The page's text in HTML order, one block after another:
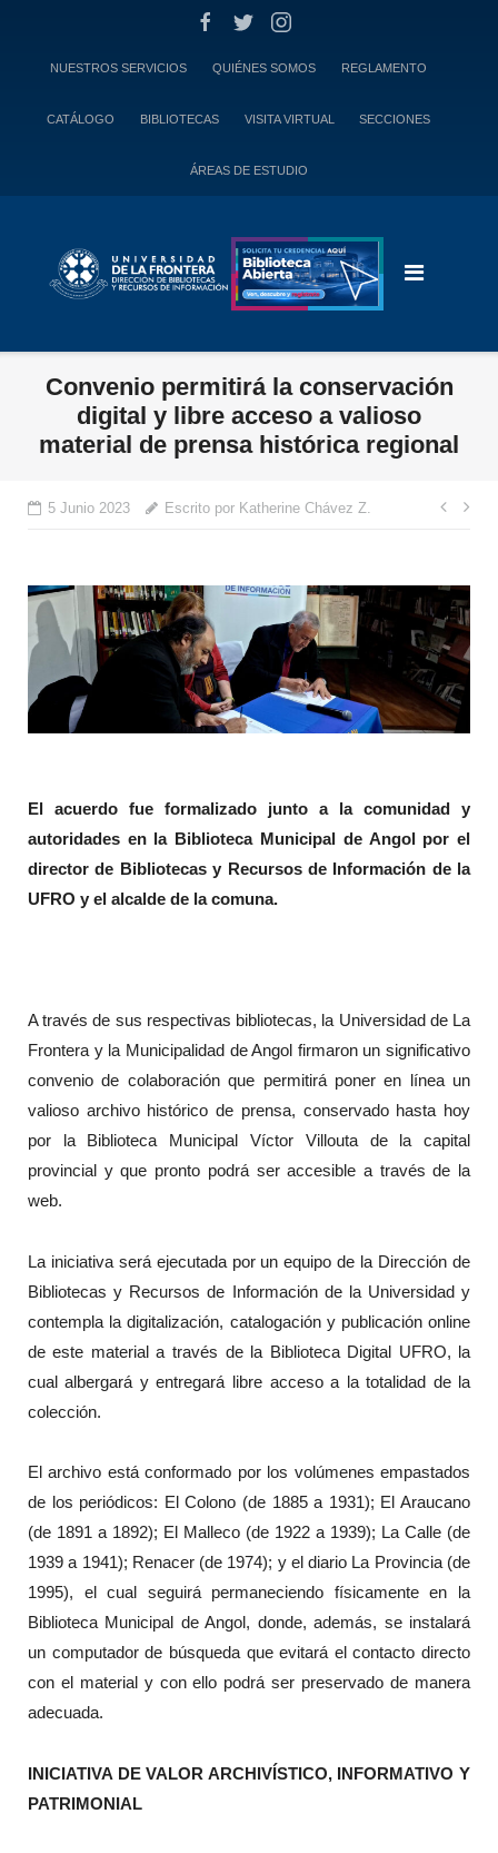
NUESTROS SERVICIOS QUIÉNES SOMOS REGLAMENTO
CATÁLOGO BIBLIOTECAS VISITA VIRTUAL SECCIONES
ÁREAS DE ESTUDIO
Convenio permitirá la conservación
digital y libre acceso a valioso
material de prensa histórica regional
5 Junio 2023 Escrito por Katherine Chávez Z.
El acuerdo fue formalizado junto a la comunidad y
autoridades en la Biblioteca Municipal de Angol por el
director de Bibliotecas y Recursos de Información de la
UFRO y el alcalde de la comuna.
A través de sus respectivas bibliotecas, la Universidad de La
Frontera y la Municipalidad de Angol firmaron un significativo
convenio de colaboración que permitirá poner en línea un
valioso archivo histórico de prensa, conservado hasta hoy
por la Biblioteca Municipal Víctor Villouta de la capital
provincial y que pronto podrá ser accesible a través de la
web.
La iniciativa será ejecutada por un equipo de la Dirección de
Bibliotecas y Recursos de Información de la Universidad y
contempla la digitalización, catalogación y publicación online
de este material a través de la Biblioteca Digital UFRO, la
cual albergará y entregará libre acceso a la totalidad de la
colección.
El archivo está conformado por los volúmenes empastados
de los periódicos: El Colono (de 1885 a 1931); El Araucano
(de 1891 a 1892); El Malleco (de 1922 a 1939); La Calle (de
1939 a 1941); Renacer (de 1974); y el diario La Provincia (de
1995), el cual seguirá permaneciendo físicamente en la
Biblioteca Municipal de Angol, donde, además, se instalará
un computador de búsqueda que evitará el contacto directo
con el material y con ello podrá ser preservado de manera
adecuada.
INICIATIVA DE VALOR ARCHIVÍSTICO, INFORMATIVO Y
PATRIMONIAL